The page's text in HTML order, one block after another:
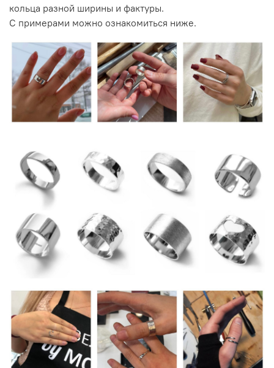
кольца разной ширины и фактуры.
С примерами можно ознакомиться ниже.